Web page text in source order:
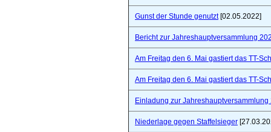
Gunst der Stunde genutzt[02.05.2022]
Bericht zur Jahreshauptversammlung
Am Freitag den 6. Mai gastiert das TT-
Am Freitag den 6. Mai gastiert das TT-
Einladung zur Jahreshauptversammlung
Niederlage gegen Staffelsieger